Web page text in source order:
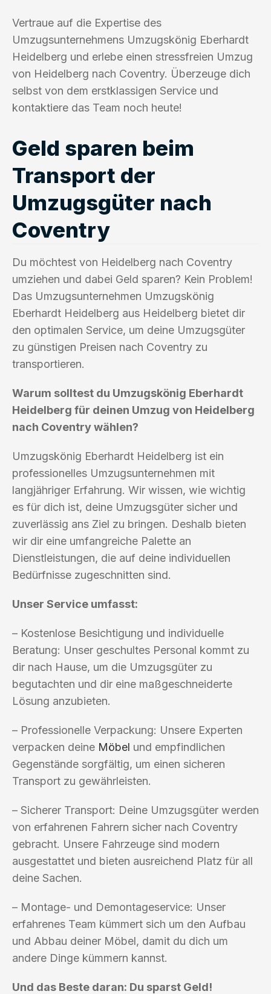
Vertraue auf die Expertise des
Umzugsunternehmens Umzugskönig Eberhardt
Heidelberg und erlebe einen stressfreien Umzug
von Heidelberg nach Coventry. Überzeuge dich
selbst von dem erstklassigen Service und
kontaktiere das Team noch heute!
Geld sparen beim
Transport der
Umzugsgüter nach
Coventry
Du möchtest von Heidelberg nach Coventry
umziehen und dabei Geld sparen? Kein Problem!
Das Umzugsunternehmen Umzugskönig
Eberhardt Heidelberg aus Heidelberg bietet dir
den optimalen Service, um deine Umzugsgüter
zu günstigen Preisen nach Coventry zu
transportieren.
Warum solltest du Umzugskönig Eberhardt
Heidelberg für deinen Umzug von Heidelberg
nach Coventry wählen?
Umzugskönig Eberhardt Heidelberg ist ein
professionelles Umzugsunternehmen mit
langjähriger Erfahrung. Wir wissen, wie wichtig
es für dich ist, deine Umzugsgüter sicher und
zuverlässig ans Ziel zu bringen. Deshalb bieten
wir dir eine umfangreiche Palette an
Dienstleistungen, die auf deine individuellen
Bedürfnisse zugeschnitten sind.
Unser Service umfasst:
– Kostenlose Besichtigung und individuelle
Beratung: Unser geschultes Personal kommt zu
dir nach Hause, um die Umzugsgüter zu
begutachten und dir eine maßgeschneiderte
Lösung anzubieten.
– Professionelle Verpackung: Unsere Experten
verpacken deine Möbel und empfindlichen
Gegenstände sorgfältig, um einen sicheren
Transport zu gewährleisten.
– Sicherer Transport: Deine Umzugsgüter werden
von erfahrenen Fahrern sicher nach Coventry
gebracht. Unsere Fahrzeuge sind modern
ausgestattet und bieten ausreichend Platz für all
deine Sachen.
– Montage- und Demontageservice: Unser
erfahrenes Team kümmert sich um den Aufbau
und Abbau deiner Möbel, damit du dich um
andere Dinge kümmern kannst.
Und das Beste daran: Du sparst Geld!